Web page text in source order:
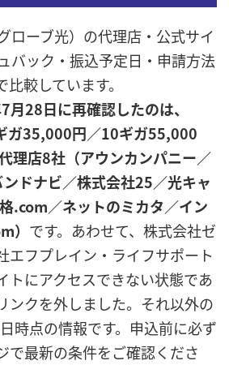
ローブ光）の代理店・公式サイ
バック・振込予定日・申請方法
較しています。
月28日に再確認したのは、
ガ35,000円／10ギガ55,000
理店8社（アウンカンパニー／
ドナビ／株式会社25／光キャ
.com／ネットのミカタ／イン
） です。あわせて、株式会社ゼ
エフプレイン・ライフサポート
トにアクセスできない状態であ
ンクを外しました。それ以外の
時点の情報です。申込前に必ず
で最新の条件をご確認くださ